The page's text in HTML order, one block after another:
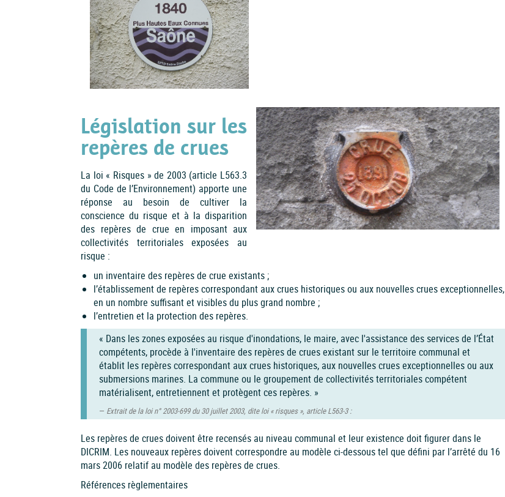
Législation sur les
repères de crues
La loi « Risques » de 2003 (article L563.3
du Code de l’Environnement) apporte une
réponse au besoin de cultiver la
conscience du risque et à la disparition
des repères de crue en imposant aux
collectivités territoriales exposées au
risque :
un inventaire des repères de crue existants ;
l’établissement de repères correspondant aux crues historiques ou aux nouvelles crues exceptionnelles,
en un nombre suffisant et visibles du plus grand nombre ;
l’entretien et la protection des repères.
« Dans les zones exposées au risque d'inondations, le maire, avec l'assistance des services de l’État
compétents, procède à l'inventaire des repères de crues existant sur le territoire communal et
établit les repères correspondant aux crues historiques, aux nouvelles crues exceptionnelles ou aux
submersions marines. La commune ou le groupement de collectivités territoriales compétent
matérialisent, entretiennent et protègent ces repères. »
Extrait de la loi n° 2003-699 du 30 juillet 2003, dite loi « risques », article L563‑3 :
Les repères de crues doivent être recensés au niveau communal et leur existence doit figurer dans le
DICRIM. Les nouveaux repères doivent correspondre au modèle ci-dessous tel que défini par l’arrêté du 16
mars 2006 relatif au modèle des repères de crues.
Références règlementaires